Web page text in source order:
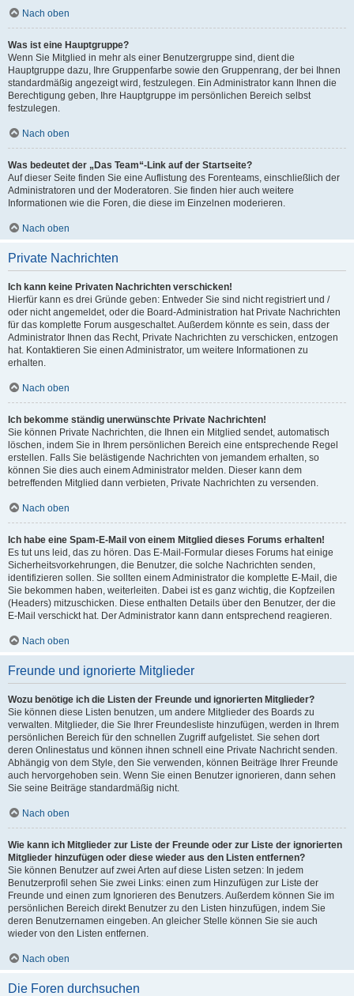
Nach oben
Was ist eine Hauptgruppe?
Wenn Sie Mitglied in mehr als einer Benutzergruppe sind, dient die
Hauptgruppe dazu, Ihre Gruppenfarbe sowie den Gruppenrang, der bei Ihnen
standardmäßig angezeigt wird, festzulegen. Ein Administrator kann Ihnen die
Berechtigung geben, Ihre Hauptgruppe im persönlichen Bereich selbst
festzulegen.
Nach oben
Was bedeutet der „Das Team“-Link auf der Startseite?
Auf dieser Seite finden Sie eine Auflistung des Forenteams, einschließlich der
Administratoren und der Moderatoren. Sie finden hier auch weitere
Informationen wie die Foren, die diese im Einzelnen moderieren.
Nach oben
Private Nachrichten
Ich kann keine Privaten Nachrichten verschicken!
Hierfür kann es drei Gründe geben: Entweder Sie sind nicht registriert und /
oder nicht angemeldet, oder die Board-Administration hat Private Nachrichten
für das komplette Forum ausgeschaltet. Außerdem könnte es sein, dass der
Administrator Ihnen das Recht, Private Nachrichten zu verschicken, entzogen
hat. Kontaktieren Sie einen Administrator, um weitere Informationen zu
erhalten.
Nach oben
Ich bekomme ständig unerwünschte Private Nachrichten!
Sie können Private Nachrichten, die Ihnen ein Mitglied sendet, automatisch
löschen, indem Sie in Ihrem persönlichen Bereich eine entsprechende Regel
erstellen. Falls Sie belästigende Nachrichten von jemandem erhalten, so
können Sie dies auch einem Administrator melden. Dieser kann dem
betreffenden Mitglied dann verbieten, Private Nachrichten zu versenden.
Nach oben
Ich habe eine Spam-E-Mail von einem Mitglied dieses Forums erhalten!
Es tut uns leid, das zu hören. Das E-Mail-Formular dieses Forums hat einige
Sicherheitsvorkehrungen, die Benutzer, die solche Nachrichten senden,
identifizieren sollen. Sie sollten einem Administrator die komplette E-Mail, die
Sie bekommen haben, weiterleiten. Dabei ist es ganz wichtig, die Kopfzeilen
(Headers) mitzuschicken. Diese enthalten Details über den Benutzer, der die
E-Mail verschickt hat. Der Administrator kann dann entsprechend reagieren.
Nach oben
Freunde und ignorierte Mitglieder
Wozu benötige ich die Listen der Freunde und ignorierten Mitglieder?
Sie können diese Listen benutzen, um andere Mitglieder des Boards zu
verwalten. Mitglieder, die Sie Ihrer Freundesliste hinzufügen, werden in Ihrem
persönlichen Bereich für den schnellen Zugriff aufgelistet. Sie sehen dort
deren Onlinestatus und können ihnen schnell eine Private Nachricht senden.
Abhängig von dem Style, den Sie verwenden, können Beiträge Ihrer Freunde
auch hervorgehoben sein. Wenn Sie einen Benutzer ignorieren, dann sehen
Sie seine Beiträge standardmäßig nicht.
Nach oben
Wie kann ich Mitglieder zur Liste der Freunde oder zur Liste der ignorierten
Mitglieder hinzufügen oder diese wieder aus den Listen entfernen?
Sie können Benutzer auf zwei Arten auf diese Listen setzen: In jedem
Benutzerprofil sehen Sie zwei Links: einen zum Hinzufügen zur Liste der
Freunde und einen zum Ignorieren des Benutzers. Außerdem können Sie im
persönlichen Bereich direkt Benutzer zu den Listen hinzufügen, indem Sie
deren Benutzernamen eingeben. An gleicher Stelle können Sie sie auch
wieder von den Listen entfernen.
Nach oben
Die Foren durchsuchen